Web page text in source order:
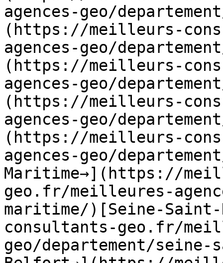
agences-geo/
(https://meilleurs-
agences-geo/
(https://meilleurs-
agences-geo/
(https://meilleurs-
agences-geo/
(https://meilleurs-
agences-geo/
Maritime→](https://
geo.fr/meilleures-
maritime/)[Seine-
consultants-geo.fr/
geo/departement/